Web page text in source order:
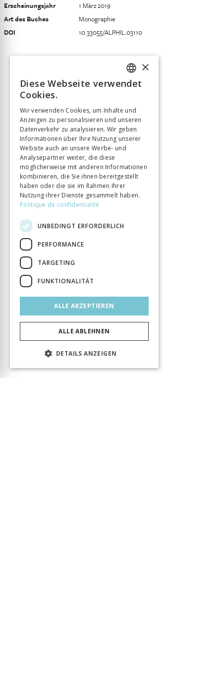
Erscheinungsjahr
1 März 2019
Art des Buches
Monographie
DOI
10.33055/ALPHIL.03110
FRENCH
ITALIAN
×
Diese Webseite verwendet
Cookies.
Wir verwenden Cookies, um Inhalte und
Anzeigen zu personalisieren und unseren
Datenverkehr zu analysieren. Wir geben
Informationen über Ihre Nutzung unserer
Website auch an unsere Werbe- und
Analysepartner weiter, die diese
möglicherweise mit anderen Informationen
kombinieren, die Sie ihnen bereitgestellt
haben oder die sie im Rahmen Ihrer
Nutzung ihrer Dienste gesammelt haben.
Politique de confidentialité
UNBEDINGT ERFORDERLICH
PERFORMANCE
TARGETING
FUNKTIONALITÄT
ALLE AKZEPTIEREN
ALLE ABLEHNEN
DETAILS ANZEIGEN